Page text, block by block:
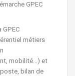
GPEC
métiers
mobilité…) et
bilan de